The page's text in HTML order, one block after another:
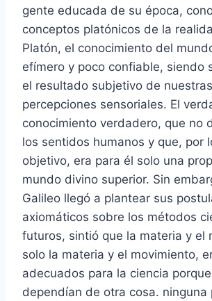
gente educada de su época,
conceptos platónicos de la
Platón, el conocimiento del
efímero y poco confiable, siendo
el resultado subjetivo de nuestras
percepciones sensoriales. El
conocimiento verdadero, que no
los sentidos humanos y que, por
objetivo, era para él solo una
mundo divino superior. Sin
Galileo llegó a plantear sus
axiomáticos sobre los métodos
futuros, sintió que la materia y el
solo la materia y el movimiento,
adecuados para la ciencia
dependían de otra cosa. ninguna